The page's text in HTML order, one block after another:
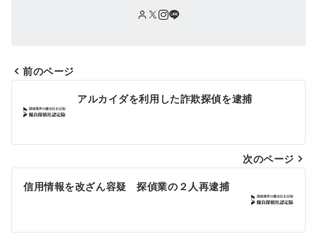
稿
ナ
ビ
ゲ
シ
前のページ
アルカイダを利用した詐欺探偵を逮捕
次のページ
信用情報を改ざん容疑 探偵業の２人再逮捕